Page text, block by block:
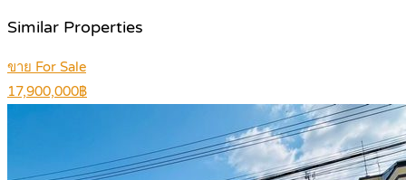
Similar Properties
ขาย For Sale
17,900,000฿